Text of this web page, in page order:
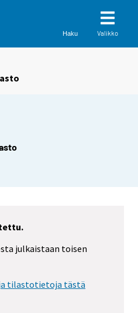
Haku Valikko
julkaistaan toisen
tilastotietoja tästä